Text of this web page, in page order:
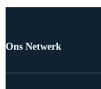
Ons Netwerk